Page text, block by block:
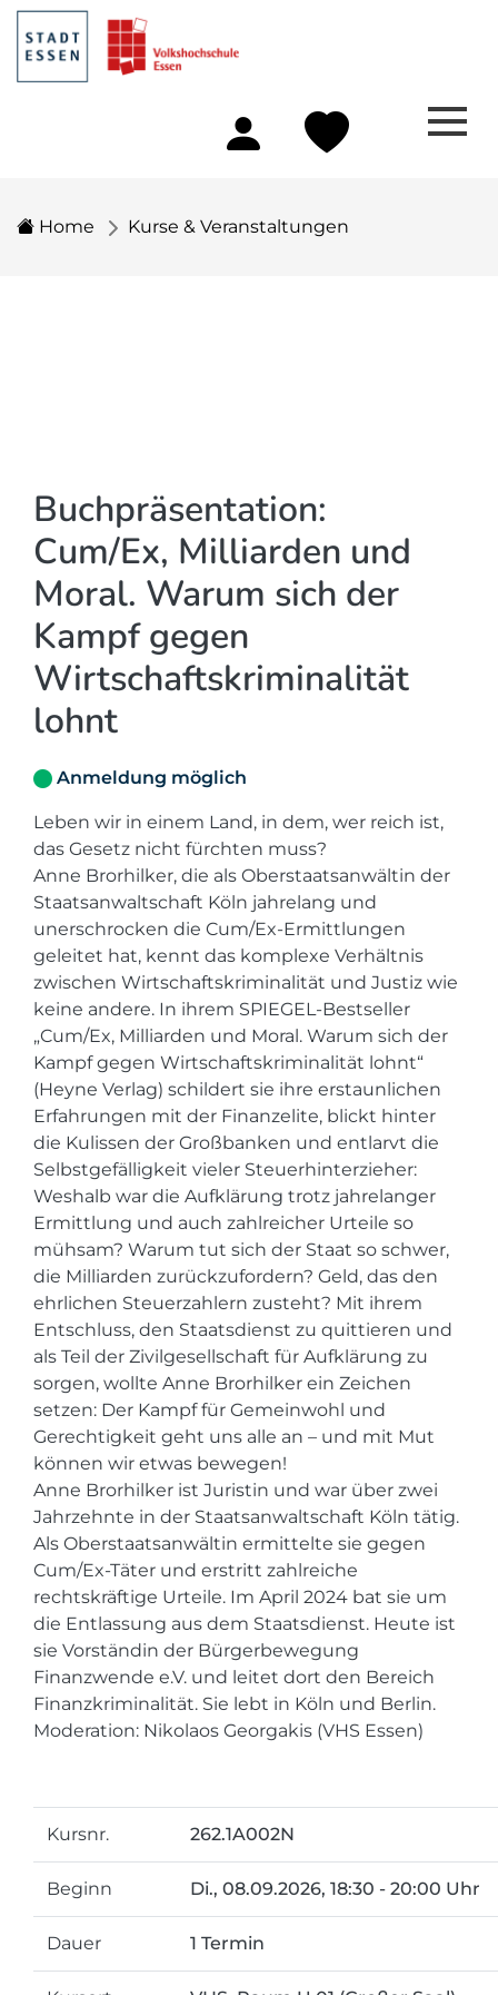
Home Kurse & Veranstaltungen
Buchpräsentation:
Cum/Ex, Milliarden und
Moral. Warum sich der
Kampf gegen
Wirtschaftskriminalität
lohnt
Anmeldung möglich
Leben wir in einem Land, in dem, wer reich ist,
das Gesetz nicht fürchten muss?
Anne Brorhilker, die als Oberstaatsanwältin der
Staatsanwaltschaft Köln jahrelang und
unerschrocken die Cum/Ex-Ermittlungen
geleitet hat, kennt das komplexe Verhältnis
zwischen Wirtschaftskriminalität und Justiz wie
keine andere. In ihrem SPIEGEL-Bestseller
„Cum/Ex, Milliarden und Moral. Warum sich der
Kampf gegen Wirtschaftskriminalität lohnt“
(Heyne Verlag) schildert sie ihre erstaunlichen
Erfahrungen mit der Finanzelite, blickt hinter
die Kulissen der Großbanken und entlarvt die
Selbstgefälligkeit vieler Steuerhinterzieher:
Weshalb war die Aufklärung trotz jahrelanger
Ermittlung und auch zahlreicher Urteile so
mühsam? Warum tut sich der Staat so schwer,
die Milliarden zurückzufordern? Geld, das den
ehrlichen Steuerzahlern zusteht? Mit ihrem
Entschluss, den Staatsdienst zu quittieren und
als Teil der Zivilgesellschaft für Aufklärung zu
sorgen, wollte Anne Brorhilker ein Zeichen
setzen: Der Kampf für Gemeinwohl und
Gerechtigkeit geht uns alle an – und mit Mut
können wir etwas bewegen!
Anne Brorhilker ist Juristin und war über zwei
Jahrzehnte in der Staatsanwaltschaft Köln tätig.
Als Oberstaatsanwältin ermittelte sie gegen
Cum/Ex-Täter und erstritt zahlreiche
rechtskräftige Urteile. Im April 2024 bat sie um
die Entlassung aus dem Staatsdienst. Heute ist
sie Vorständin der Bürgerbewegung
Finanzwende e.V. und leitet dort den Bereich
Finanzkriminalität. Sie lebt in Köln und Berlin.
Moderation: Nikolaos Georgakis (VHS Essen)
Kursnr. 262.1A002N
Beginn Di., 08.09.2026, 18:30 - 20:00 Uhr
Dauer 1 Termin